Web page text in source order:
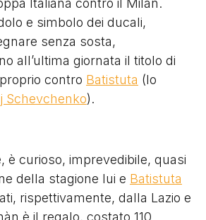
Italiana contro il Milan.
e simbolo dei ducali,
senza sosta,
all’ultima giornata il titolo di
contro Batistuta (lo
Schevchenko).
è curioso, imprevedibile, quasi
della stagione lui e Batistuta
rispettivamente, dalla Lazio e
è il regalo, costato 110